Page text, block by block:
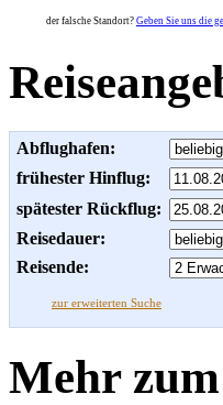
der falsche Standort? Geben Sie uns die
Abflughafen:
frühester Hinflug:
spätester Rückflug:
Reisedauer:
Reisende:
zur erweiterten Suche
Mehr